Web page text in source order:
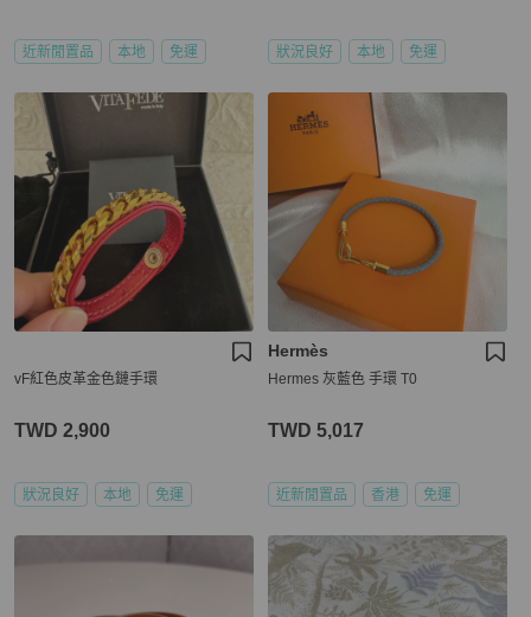
近新閒置品 本地 免運 狀況良好 本地 免運
vF紅色皮革金色鏈手環
TWD 2,900
狀況良好 本地 免運
Hermès
Hermes 灰藍色 手環 T0
TWD 5,017
近新閒置品 香港 免運